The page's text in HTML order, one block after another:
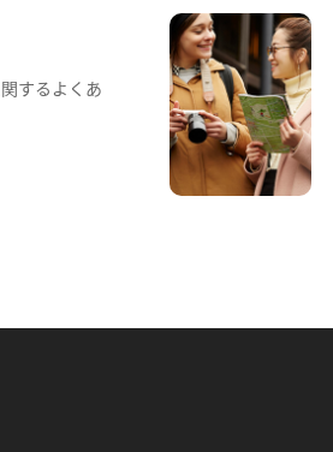
するよくあ